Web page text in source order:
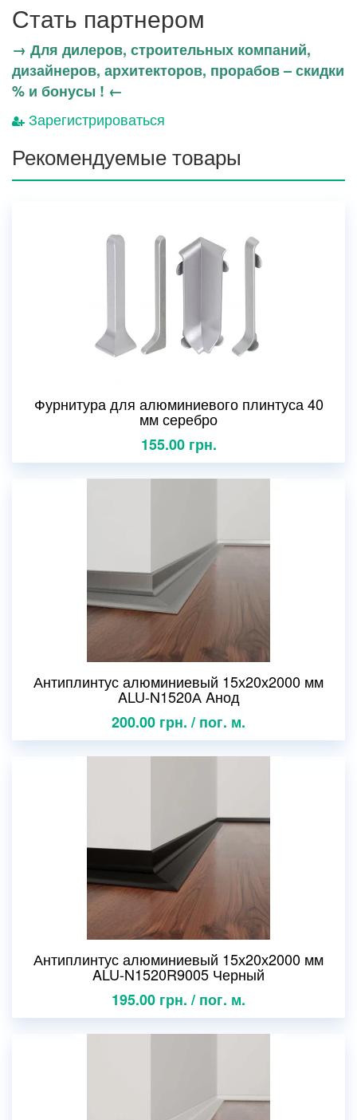
Стать партнером
→ Для дилеров, строительных компаний,
дизайнеров, архитекторов, прорабов – скидки
% и бонусы ! ←
Зарегистрироваться
Рекомендуемые товары
Фурнитура для алюминиевого плинтуса 40
мм серебро
155.00 грн.
Антиплинтус алюминиевый 15х20х2000 мм
ALU-N1520А Aнод
200.00 грн. / пог. м.
Антиплинтус алюминиевый 15х20х2000 мм
ALU-N1520R9005 Черный
195.00 грн. / пог. м.